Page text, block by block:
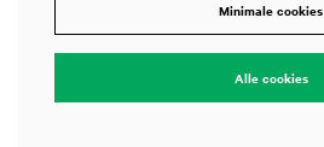
Minimale cookies
Alle cookies